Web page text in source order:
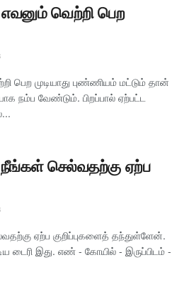
வெற்றி பெற
பெற முடியாது புண்ணியம் மட்டும் தான்
நம்ப வேண்டும். பிறப்பால் ஏற்பட்ட
செல்வதற்கு ஏற்ப
ஏற்ப குறிப்புகளைத் தந்துள்ளேன்.
டைரி இது. எண் - கோயில் - இருப்பிடம் -